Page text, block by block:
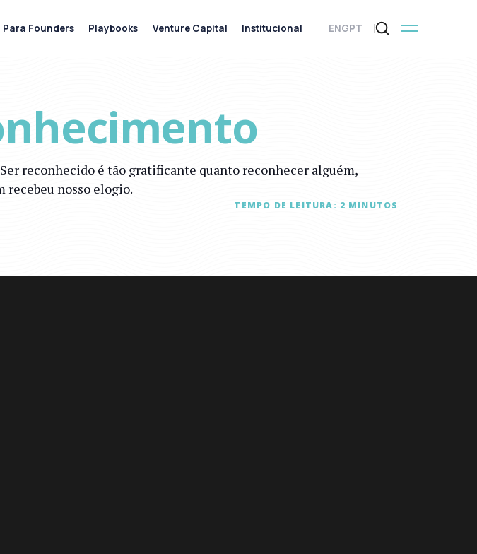
reconhecido é tão gratificante quanto reconhecer alguém,
recebeu nosso elogio.
TEMPO DE LEITURA: 2 MINUTOS
Founders Playbooks Venture Capital Institucional ENGPT